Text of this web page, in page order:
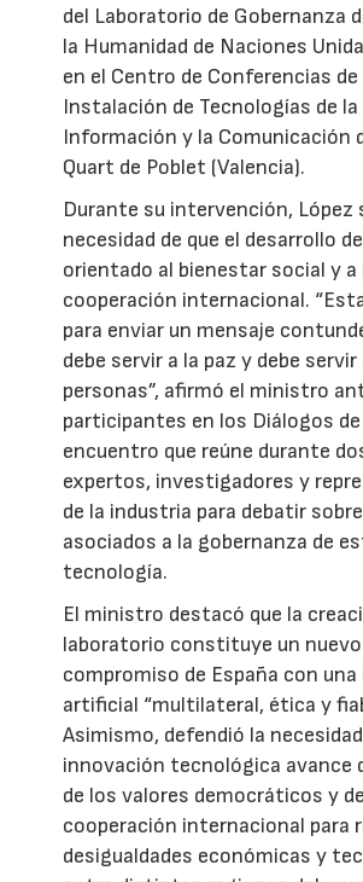
del Laboratorio de Gobernanza
la Humanidad de Naciones
en el Centro de Conferencias de
Instalación de Tecnologías de la
Información y la Comunicación
Quart de Poblet (Valencia).
Durante su intervención, López
necesidad de que el desarrollo
orientado al bienestar social y a
cooperación internacional.
para enviar un mensaje
debe servir a la paz y debe servir
personas”, afirmó el ministro
participantes en los Diálogos de
encuentro que reúne durante
expertos, investigadores y
de la industria para debatir
asociados a la gobernanza de
tecnología.
El ministro destacó que la
laboratorio constituye un nuevo
compromiso de España con
artificial “multilateral, ética y
Asimismo, defendió la
innovación tecnológica avance
de los valores democráticos y
cooperación internacional para
desigualdades económicas y